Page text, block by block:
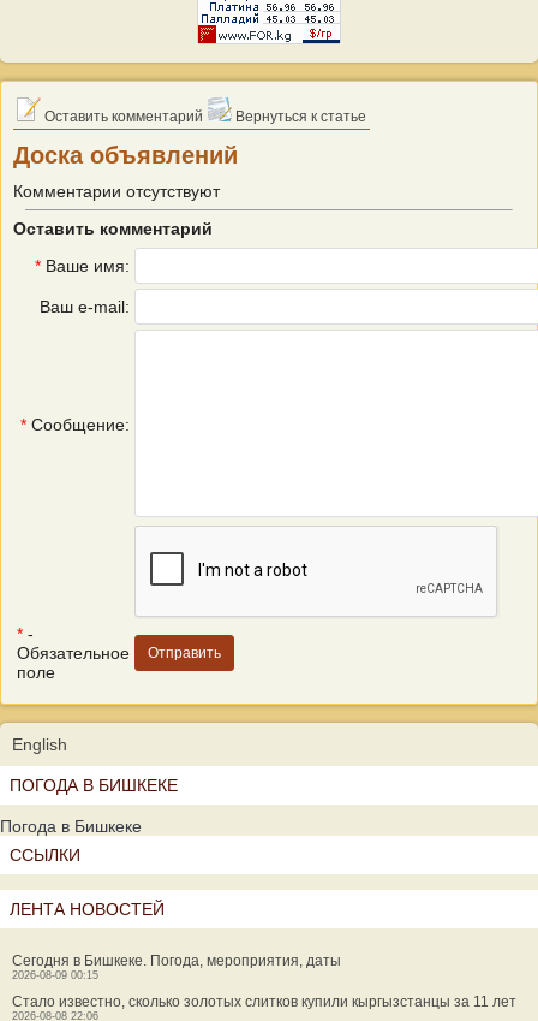
Оставить комментарий Вернуться к статье
Доска объявлений
Комментарии отсутствуют
Оставить комментарий
* Ваше имя:
Ваш e-mail:
* Сообщение:
* -
Обязательное
поле
English
ПОГОДА В БИШКЕКЕ
Погода в Бишкеке
ССЫЛКИ
ЛЕНТА НОВОСТЕЙ
Сегодня в Бишкеке. Погода, мероприятия, даты
2026-08-09 00:15
Стало известно, сколько золотых слитков купили кыргызстанцы за 11 лет
2026-08-08 22:06